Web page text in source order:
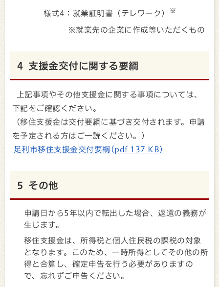
様式4：就業証明書（テレワーク） ※
※就業先の企業に作成等いただくもの
4 支援金交付に関する要綱
上記事項やその他支援金に関する事項については、
下記をご確認ください。
（移住支援金は交付要綱に基づき交付されます。申請
を予定される方はご一読ください。）
足利市移住支援金交付要綱(pdf 137 KB)
5 その他
申請日から5年以内で転出した場合、返還の義務が
生じます。
移住支援金は、所得税と個人住民税の課税の対象
となります。このため、一時所得としてその他の所
得と合算し、確定申告を行う必要がありますの
で、忘れずご申告ください。